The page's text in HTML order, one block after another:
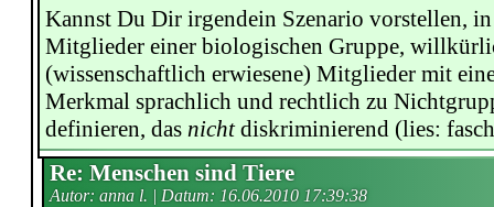
Kannst Du Dir irgendein Szenario vorstellen, in
Mitglieder einer biologischen Gruppe,
(wissenschaftlich erwiesene) Mitglieder mit
Merkmal sprachlich und rechtlich zu
definieren, das nichtdiskriminierend (lies:
Re: Menschen sind Tiere
Autor: anna l. | Datum: 16.06.2010 17:39:38